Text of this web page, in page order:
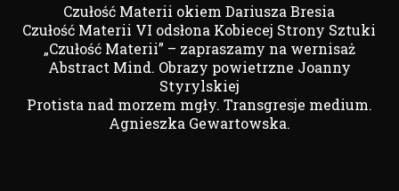
Czułość Materii okiem Dariusza Bresia
Czułość Materii VI odsłona Kobiecej Strony Sztuki
„Czułość Materii” – zapraszamy na wernisaż
Abstract Mind. Obrazy powietrzne Joanny
Styrylskiej
Protista nad morzem mgły. Transgresje medium.
Agnieszka Gewartowska.